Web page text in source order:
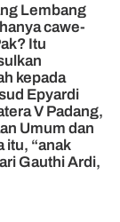
Lembang
cawe-
Itu
kepada
Epyardi
V Padang,
Umum dan
itu, “anak
Gauthi Ardi,